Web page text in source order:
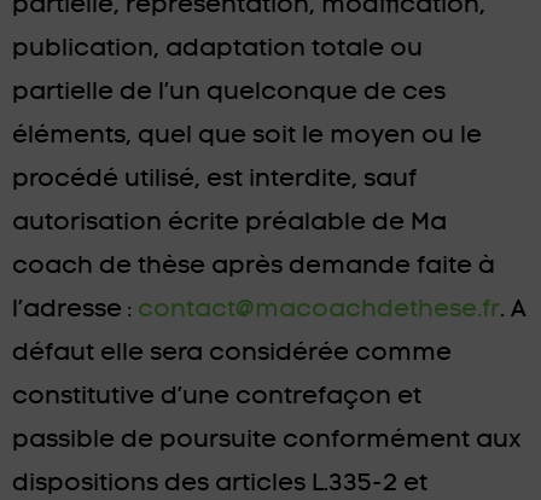
publication, adaptation totale ou
partielle de l’un quelconque de ces
éléments, quel que soit le moyen ou le
procédé utilisé, est interdite, sauf
autorisation écrite préalable de Ma
coach de thèse après demande faite à
l’adresse : contact@macoachdethese.fr. A
défaut elle sera considérée comme
constitutive d’une contrefaçon et
passible de poursuite conformément aux
dispositions des articles L.335-2 et